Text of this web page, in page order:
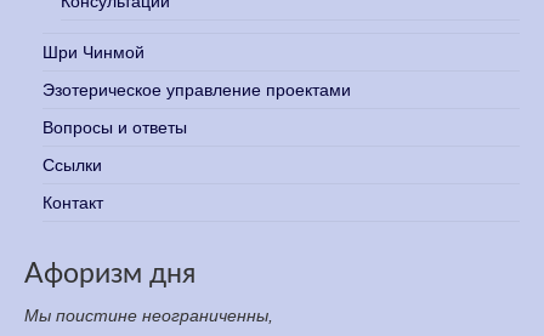
Шри Чинмой
Эзотерическое управление проектами
Вопросы и ответы
Ссылки
Контакт
Афоризм дня
Мы поистине неограниченны,